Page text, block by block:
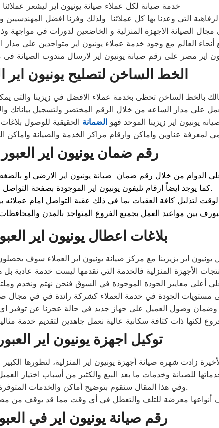
خدمة صيانة لكل عملاء صيانة يونيون اير ليشعر عملائنا
التى وعدنا بها كل عملائنا ولذلك وفرنا افضل المهندسيين
الصيانة الاجهزة المنزلية و الخاضعين لدورات في مواجهة
العالم مع وجود خدمة عملاء يونيون اير متواجدين على مدار
الخط الساخن لتصليح يونيون اير
بالخط الساخن تحظى بخدمة عملاء الافضل في زيزينا والتى
على مدار الساعه من خلال الرقم المختصر ولتسجيل بياناتك
يونيون اير زيزينا الموحد فهوالضمانة الحقيقية للوصول
لمعرفة عناوين واماكن وارقام مراكز الخدمة والصيانة واماكن
رقم ضمان يونيون اير العبور
كما يوجد ايضاً ارقام تليفون يونيون اير الموجودة بصفحة التواصل مع عملائنا.
لتذليل كافة العقبات بما في ذلك عقبة التواصل امام
بلاغات اعطال يونيون اير
يونيون اير بزيزينا مع مركز صيانة يونيون اير العملاء سوف
الأجهزة المنزلية فالخدمة التي نقدمها ليست خدمة عادية
أعلى معايير الجودة الموجودة في السوق فنحن نهتم ونخدم
مستويات الجودة في خدمة العملاء كشركة رائدة في في مجال صيانة
وصول العميل على جهاز جديد في حالة عجزنا عن توفير اي
لكنها ذات كثافة سكانية عالية نعمل جاهدين لتقديم خدمة مثالية
توكيل اجهزة يونيون اير العبور
وفي هذا المقال سنقوم بتوضيح أماكن والخدمات المتوفرة للصيانة.
أنواعها معرضة للتلف والتعطل في أي وقت مما قد يوقف من
رقم صيانة يونيون اير في